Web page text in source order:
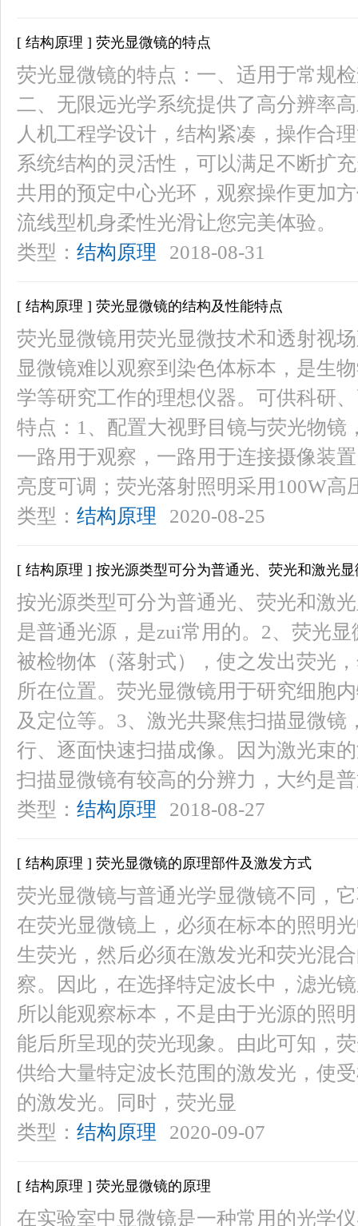
[ 结构原理 ] 荧光显微镜的特点
荧光显微镜的特点：一、适用于常规
二、无限远光学系统提供了高分辨率
人机工程学设计，结构紧凑，操作合
系统结构的灵活性，可以满足不断扩
共用的预定中心光环，观察操作更加
流线型机身柔性光滑让您完美体验。
类型： 结构原理 2018-08-31
[ 结构原理 ] 荧光显微镜的结构及性能特点
荧光显微镜用荧光显微技术和透射视
显微镜难以观察到染色体标本，是生
学等研究工作的理想仪器。可供科研
特点：1、配置大视野目镜与荧光物
一路用于观察，一路用于连接摄像装
亮度可调；荧光落射照明采用100W高
类型： 结构原理 2020-08-25
[ 结构原理 ] 按光源类型可分为普通光、荧光和激光显
按光源类型可分为普通光、荧光和激
是普通光源，是zui常用的。2、荧光
被检物体（落射式），使之发出荧光
所在位置。荧光显微镜用于研究细胞
及定位等。3、激光共聚焦扫描显微
行、逐面快速扫描成像。因为激光束
扫描显微镜有较高的分辨力，大约是
类型： 结构原理 2018-08-27
[ 结构原理 ] 荧光显微镜的原理部件及激发方式
荧光显微镜与普通光学显微镜不同，
在荧光显微镜上，必须在标本的照明
生荧光，然后必须在激发光和荧光混
察。因此，在选择特定波长中，滤光
所以能观察标本，不是由于光源的照
能后所呈现的荧光现象。由此可知，
供给大量特定波长范围的激发光，使
的激发光。同时，荧光显
类型： 结构原理 2020-09-07
[ 结构原理 ] 荧光显微镜的原理
在实验室中显微镜是一种常用的光学